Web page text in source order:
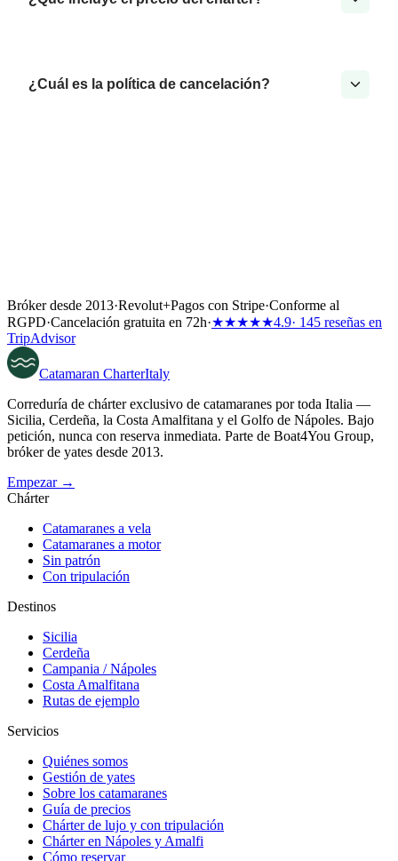
¿Cuál es la política de cancelación?
Bróker desde 2013·Revolut+Pagos con Stripe·Conforme al
RGPD·Cancelación gratuita en 72h·★★★★★4.9· 145 reseñas en
TripAdvisor
Catamaran CharterItaly
Correduría de chárter exclusivo de catamaranes por toda Italia —
Sicilia, Cerdeña, la Costa Amalfitana y el Golfo de Nápoles. Bajo
petición, nunca con reserva inmediata. Parte de Boat4You Group,
bróker de yates desde 2013.
Empezar →
Chárter
Catamaranes a vela
Catamaranes a motor
Sin patrón
Con tripulación
Destinos
Sicilia
Cerdeña
Campania / Nápoles
Costa Amalfitana
Rutas de ejemplo
Servicios
Quiénes somos
Gestión de yates
Sobre los catamaranes
Guía de precios
Chárter de lujo y con tripulación
Chárter en Nápoles y Amalfi
Cómo reservar